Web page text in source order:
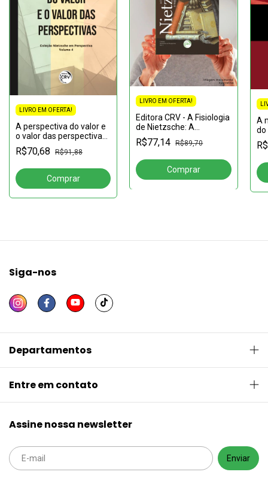
LIVRO EM OFERTA!
A perspectiva do valor e
o valor das perspectivas
coleção Nietzsche em
perspectiva - volume 4
R$70,68 R$91,88
LIVRO EM OFERTA!
Editora CRV - A Fisiologia
de Nietzsche: A
superação da dualidade
cultura / biologia 2ª
em pers
R$77,14 R$89,70
A
do
Siga-nos
Departamentos
Entre em contato
Assine nossa newsletter